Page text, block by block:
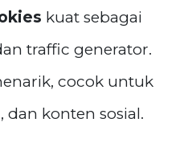
kuat sebagai
traffic generator.
cocok untuk
konten sosial.